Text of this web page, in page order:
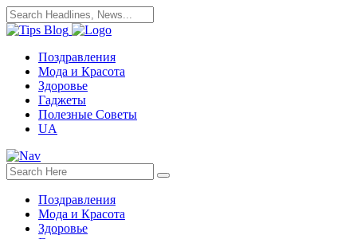
Поздравления
Мода и Красота
Здоровье
Гаджеты
Полезные Советы
UA
Поздравления
Мода и Красота
Здоровье